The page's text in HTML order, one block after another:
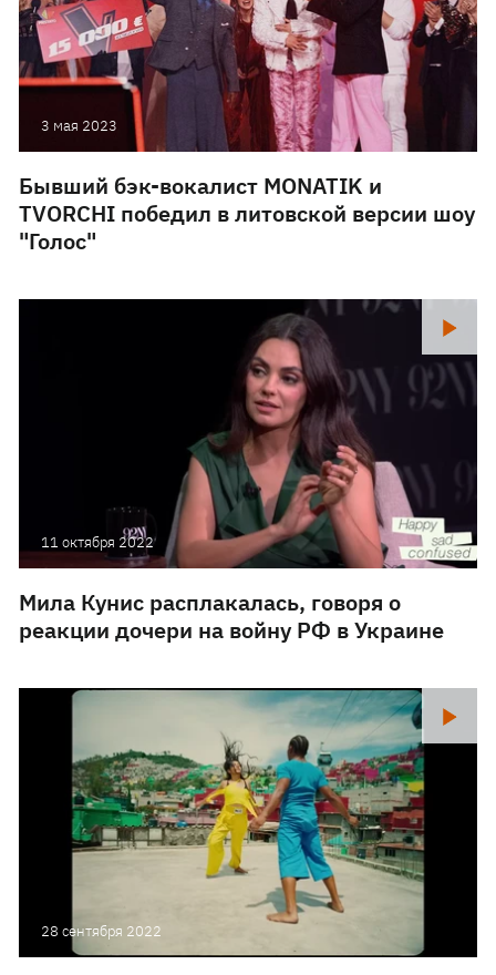
3 мая 2023
Бывший бэк-вокалист MONATIK и
TVORCHI победил в литовской версии шоу
"Голос"
11 октября 2022
Мила Кунис расплакалась, говоря о
реакции дочери на войну РФ в Украине
28 сентября 2022